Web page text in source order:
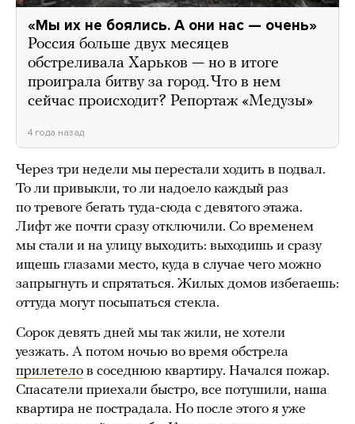
«Мы их не боялись. А они нас — очень»
Россия больше двух месяцев
обстреливала Харьков — но в итоге
проиграла битву за город. Что в нем
сейчас происходит? Репортаж «Медузы»
4 года назад
Через три недели мы перестали ходить в подвал.
То ли привыкли, то ли надоело каждый раз
по тревоге бегать туда-сюда с девятого этажа.
Лифт же почти сразу отключили. Со временем
мы стали и на улицу выходить: выходишь и сразу
ищешь глазами место, куда в случае чего можно
запрыгнуть и спрятаться. Жилых домов избегаешь:
оттуда могут посыпаться стекла.
Сорок девять дней мы так жили, не хотели
уезжать. А потом ночью во время обстрела
прилетело в соседнюю квартиру. Начался пожар.
Спасатели приехали быстро, все потушили, наша
квартира не пострадала. Но после этого я уже